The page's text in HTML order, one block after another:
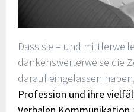
Dass sie – und
dankenswerterweise die
darauf eingelassen
Profession und ihre